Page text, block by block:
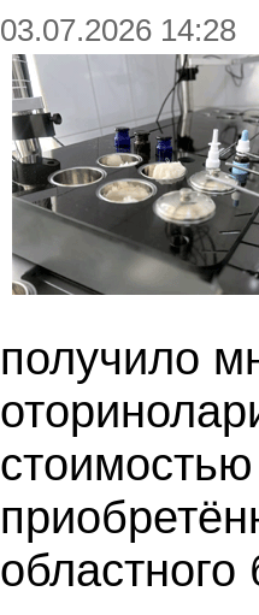
03.07.2026 14:28
получило